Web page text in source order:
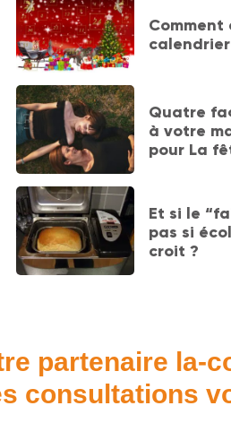
Comment
calendrier
Quatre
à votre
pour La
Et si le
pas si
croit ?
partenaire la-
consultations